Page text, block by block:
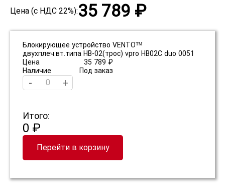
Цена (с НДС 22%):35 789 ₽
Блокирующее устройство VENTO™
двухплеч.вт.типа НВ-02(трос) vpro HB02C duo 0051
Цена
35 789 ₽
Наличие
Под заказ
- +
Итого:
0 ₽
Перейти в корзину